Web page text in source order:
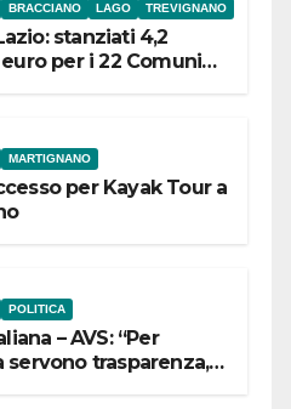
BRACCIANO LAGO TREVIGNANO
stanziati 4,2
per i 22 Comuni
MARTIGNANO
per Kayak Tour a
POLITICA
– AVS: “Per
servono trasparenza,